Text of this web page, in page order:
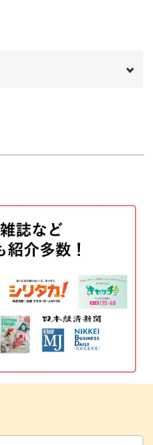
作ってしまえばあとは押す
！
イに彫る角度は、斜め45度
と、どのくらいの角度
いいのか分からないですよ
13:36